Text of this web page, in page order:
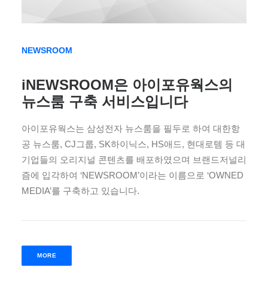
NEWSROOM
iNEWSROOM은 아이포유웍스의
뉴스룸 구축 서비스입니다
아이포유웍스는 삼성전자 뉴스룸을 필두로 하여 대한항
공 뉴스룸, CJ그룹, SK하이닉스, HS애드, 현대로템 등 대
기업들의 오리지널 콘텐츠를 배포하였으며 브랜드저널리
즘에 입각하여 ‘NEWSROOM’이라는 이름으로 ‘OWNED
MEDIA’를 구축하고 있습니다.
MORE